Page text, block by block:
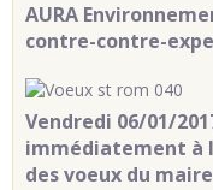
AURA
contre-contre-
Vendredi 06/01/
immédiatement à
des voeux du